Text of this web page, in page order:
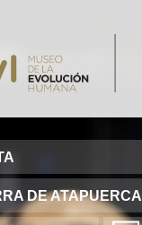
DE ATAPUERCA